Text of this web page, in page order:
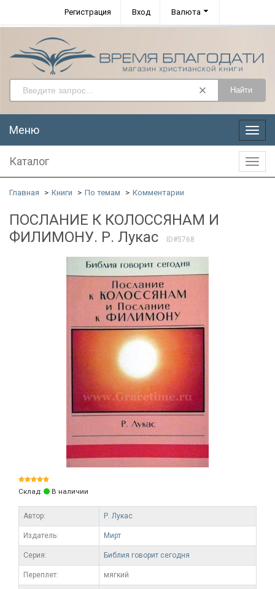
Регистрация Вход Валюта
Найти
Меню
Меню
Каталог
Главная Книги По темам Комментарии
ПОСЛАНИЕ К КОЛОССЯНАМ И
ФИЛИМОНУ. Р. Лукас
ID#5768
Склад: В наличии
Автор: Р. Лукас
Издатель: Мирт
Серия: Библия говорит сегодня
Переплет: мягкий